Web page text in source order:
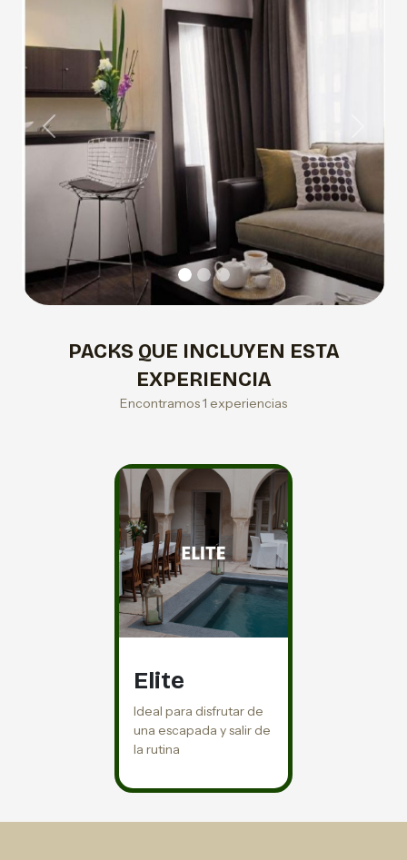
Previous
PACKS QUE INCLUYEN ESTA
EXPERIENCIA
Encontramos 1 experiencias
Elite
Ideal para disfrutar de
una escapada y salir de
la rutina